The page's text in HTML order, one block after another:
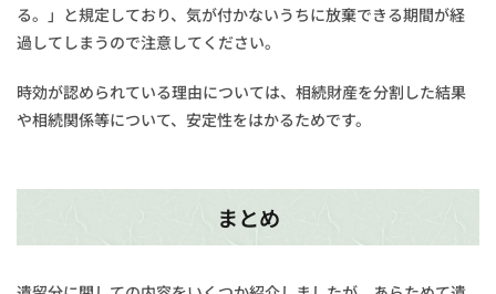
る。」と規定しており、気が付かないうちに放棄できる期間が経
過してしまうので注意してください。
時効が認められている理由については、相続財産を分割した結果
や相続関係等について、安定性をはかるためです。
まとめ